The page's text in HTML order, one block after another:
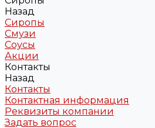
Назад
Сиропы
Смузи
Соусы
Акции
Контакты
Назад
Контакты
Контактная информация
Реквизиты компании
Задать вопрос